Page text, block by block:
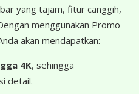
yang tajam, fitur canggih,
menggunakan Promo
akan mendapatkan:
4K, sehingga
detail.